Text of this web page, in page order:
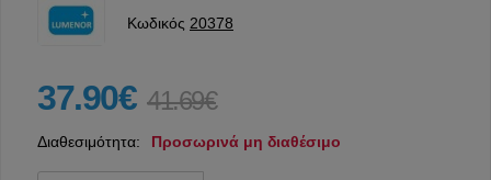
Κωδικός 20378
37.90€ 41.69€
Διαθεσιμότητα: Προσωρινά μη διαθέσιμο